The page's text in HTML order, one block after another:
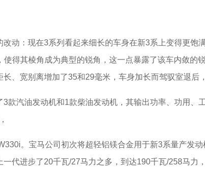
：现在3系列看起来细长的车身在新3系上变得更饱
使得其棱角成为典型的锐角，这一点暴露了该车内敛
、宽别离增加了35和29毫米，车身加长而驾驭室退后
汽油发动机和1款柴油发动机，其输出功率、功用、
。宝马公司初次将超轻铝镁合金用于新3系量产发动
代进步了20千瓦/27马力之多，到达190千瓦/258马